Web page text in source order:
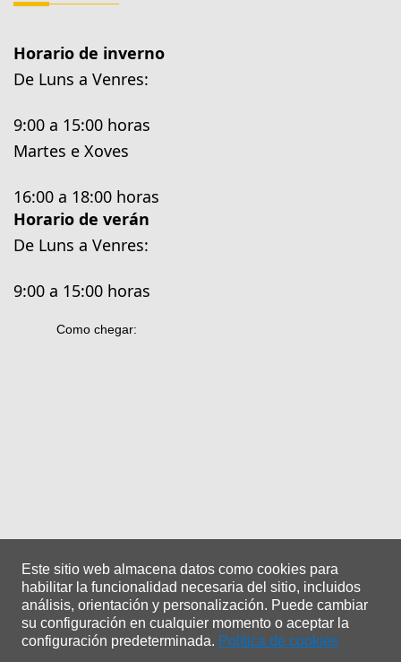
Este sitio web almacena datos como cookies para
habilitar la funcionalidad necesaria del sitio, incluidos
análisis, orientación y personalización. Puede cambiar
su configuración en cualquier momento o aceptar la
configuración predeterminada. Política de cookies
Horario de inverno
De Luns a Venres:
9:00 a 15:00 horas
Martes e Xoves
16:00 a 18:00 horas
Horario de verán
De Luns a Venres:
9:00 a 15:00 horas
Como chegar: